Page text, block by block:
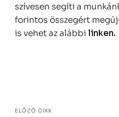
szívesen segíti a
forintos összegért
is vehet az alábbi linken.
ELŐZŐ CIKK